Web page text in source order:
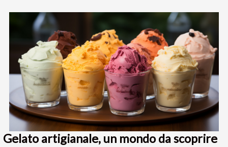
Gelato artigianale, un mondo da scoprire